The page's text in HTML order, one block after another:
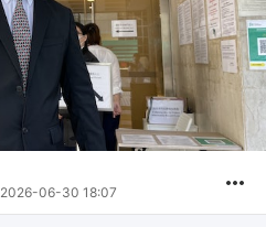
2026-06-30 18:07